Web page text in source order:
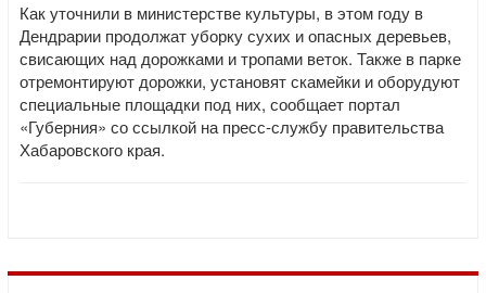
Как уточнили в министерстве культуры, в этом году в
Дендрарии продолжат уборку сухих и опасных деревьев,
свисающих над дорожками и тропами веток. Также в парке
отремонтируют дорожки, установят скамейки и оборудуют
специальные площадки под них, сообщает портал
«Губерния» со ссылкой на пресс-службу правительства
Хабаровского края.